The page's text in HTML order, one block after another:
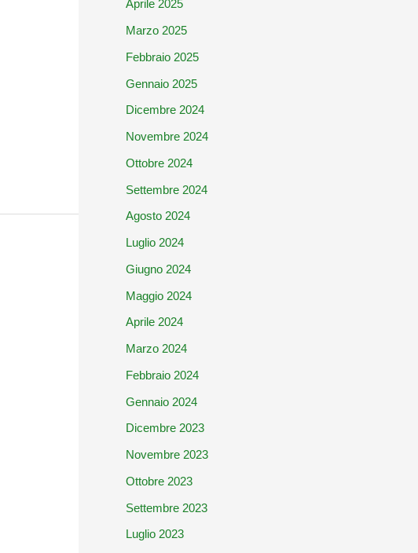
Aprile 2025
Marzo 2025
Febbraio 2025
Gennaio 2025
Dicembre 2024
Novembre 2024
Ottobre 2024
Settembre 2024
Agosto 2024
Luglio 2024
Giugno 2024
Maggio 2024
Aprile 2024
Marzo 2024
Febbraio 2024
Gennaio 2024
Dicembre 2023
Novembre 2023
Ottobre 2023
Settembre 2023
Luglio 2023